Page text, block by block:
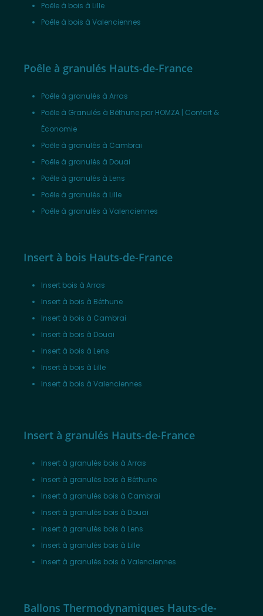
Poêle à bois à Lille
Poêle à bois à Valenciennes
Poêle à granulés Hauts-de-France
Poêle à granulés à Arras
Poêle à Granulés à Béthune par HOMZA | Confort &
Économie
Poêle à granulés à Cambrai
Poêle à granulés à Douai
Poêle à granulés à Lens
Poêle à granulés à Lille
Poêle à granulés à Valenciennes
Insert à bois Hauts-de-France
Insert bois à Arras
Insert à bois à Béthune
Insert à bois à Cambrai
Insert à bois à Douai
Insert à bois à Lens
Insert à bois à Lille
Insert à bois à Valenciennes
Insert à granulés Hauts-de-France
Insert à granulés bois à Arras
Insert à granulés bois à Béthune
Insert à granulés bois à Cambrai
Insert à granulés bois à Douai
Insert à granulés bois à Lens
Insert à granulés bois à Lille
Insert à granulés bois à Valenciennes
Ballons Thermodynamiques Hauts-de-